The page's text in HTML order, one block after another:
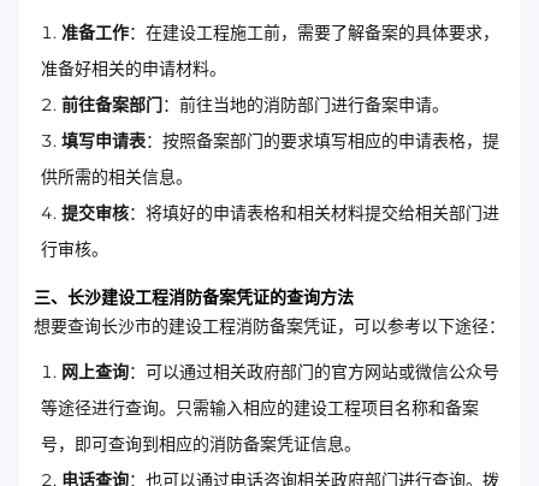
准备工作：在建设工程施工前，需要了解备案的具体要求，
准备好相关的申请材料。
前往备案部门：前往当地的消防部门进行备案申请。
填写申请表：按照备案部门的要求填写相应的申请表格，提
供所需的相关信息。
提交审核：将填好的申请表格和相关材料提交给相关部门进
行审核。
三、长沙建设工程消防备案凭证的查询方法
想要查询长沙市的建设工程消防备案凭证，可以参考以下途径：
网上查询：可以通过相关政府部门的官方网站或微信公众号
等途径进行查询。只需输入相应的建设工程项目名称和备案
号，即可查询到相应的消防备案凭证信息。
电话查询：也可以通过电话咨询相关政府部门进行查询。拨